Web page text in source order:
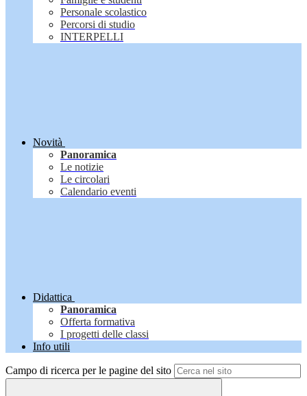
Personale scolastico
Percorsi di studio
INTERPELLI
Novità
Panoramica
Le notizie
Le circolari
Calendario eventi
Didattica
Panoramica
Offerta formativa
I progetti delle classi
Info utili
Campo di ricerca per le pagine del sito